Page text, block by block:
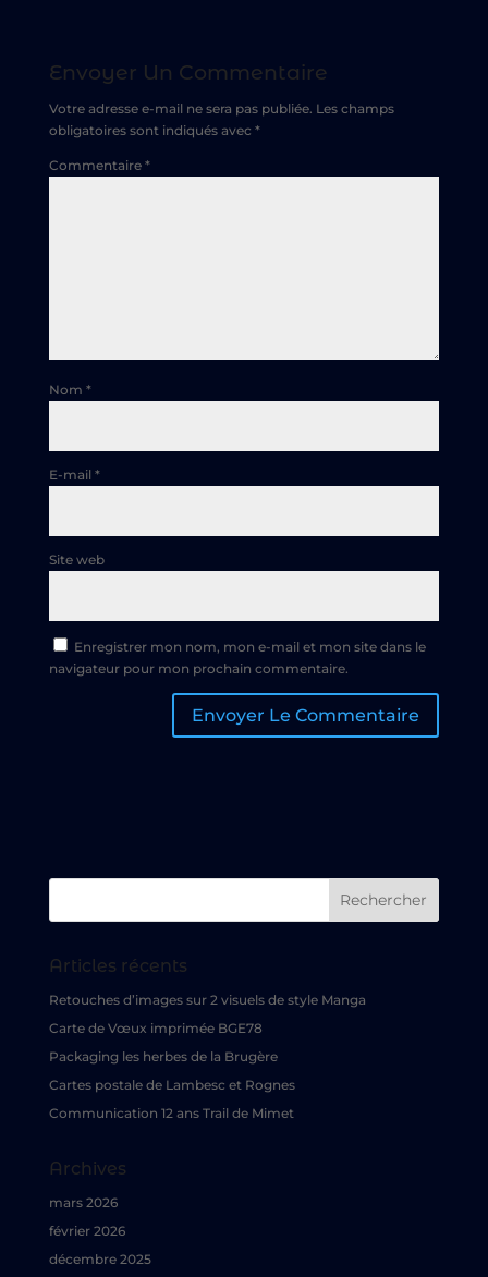
Envoyer Un Commentaire
Votre adresse e-mail ne sera pas publiée. Les champs
obligatoires sont indiqués avec *
Commentaire *
Nom *
E-mail *
Site web
Enregistrer mon nom, mon e-mail et mon site dans le
navigateur pour mon prochain commentaire.
Articles récents
Retouches d’images sur 2 visuels de style Manga
Carte de Vœux imprimée BGE78
Packaging les herbes de la Brugère
Cartes postale de Lambesc et Rognes
Communication 12 ans Trail de Mimet
Archives
mars 2026
février 2026
décembre 2025